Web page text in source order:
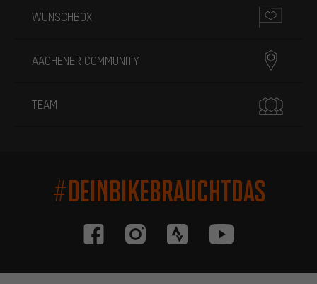
WUNSCHBOX
AACHENER COMMUNITY
TEAM
#DEINBIKEBRAUCHTDAS